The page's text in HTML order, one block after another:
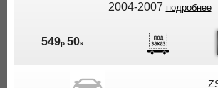
2004-2007 подробнее
549р. 50к.